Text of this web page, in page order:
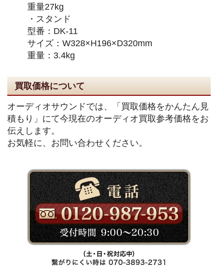
重量27kg
・スタンド
型番：DK-11
サイズ：W328×H196×D320mm
重量：3.4kg
買取価格について
オーディオサウンドでは、「買取価格をかんたん見
積もり」にて今現在のオーディオ買取参考価格をお
伝えします。
お気軽に、お問い合わせください。